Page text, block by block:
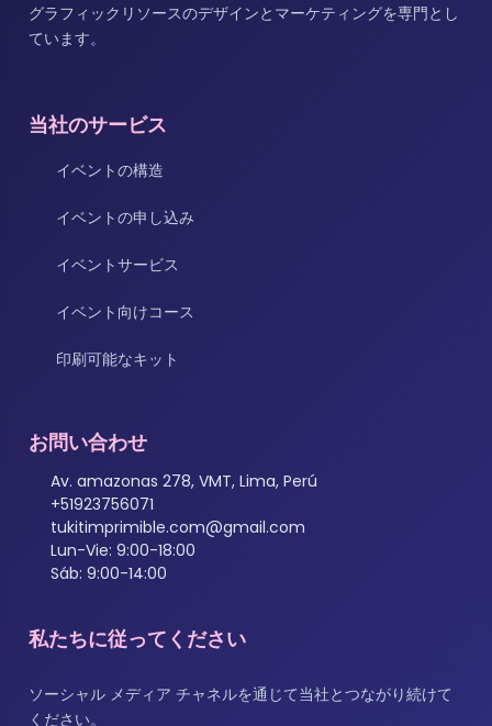
グラフィックリソースのデザインとマーケティングを専門とし
ています。
当社のサービス
イベントの構造
イベントの申し込み
イベントサービス
イベント向けコース
印刷可能なキット
お問い合わせ
Av. amazonas 278, VMT, Lima, Perú
+51923756071
tukitimprimible.com@gmail.com
Lun-Vie: 9:00-18:00
Sáb: 9:00-14:00
私たちに従ってください
ソーシャル メディア チャネルを通じて当社とつながり続けて
ください。